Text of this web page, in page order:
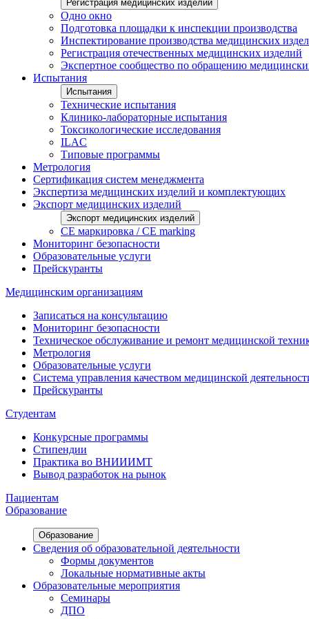
Регистрация медицинских изделий
Одно окно
Подготовка площадки к инспекции производства
Инспектирование производства медицинских
Регистрация отечественных медицинских изделий
Экспертное сообщество по обращению
Испытания
Испытания
Технические испытания
Клинико-лабораторные испытания
Токсикологические исследования
ILAС
Типовые программы
Метрология
Сертификация систем менеджмента
Экспертиза медицинских изделий и комплектующих
Экспорт медицинских изделий
Экспорт медицинских изделий
CE маркировка / CE marking
Мониторинг безопасности
Образовательные услуги
Прейскуранты
Медицинским организациям
Записаться на консультацию
Мониторинг безопасности
Техническое обслуживание и ремонт медицинской
Метрология
Образовательные услуги
Система управления качеством медицинской
Прейскуранты
Студентам
Конкурсные программы
Стипендии
Практика во ВНИИИМТ
Вывод разработок на рынок
Пациентам
Образование
Образование
Сведения об образовательной деятельности
Формы документов
Локальные нормативные акты
Образовательные мероприятия
Семинары
ДПО